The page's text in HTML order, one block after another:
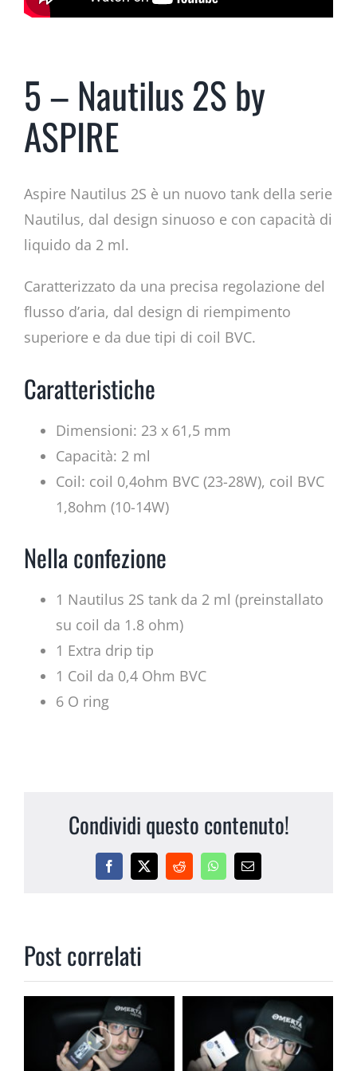
5 – Nautilus 2S by
ASPIRE
Aspire Nautilus 2S è un nuovo tank della serie
Nautilus, dal design sinuoso e con capacità di
liquido da 2 ml.
Caratterizzato da una precisa regolazione del
flusso d’aria, dal design di riempimento
superiore e da due tipi di coil BVC.
Caratteristiche
Dimensioni: 23 x 61,5 mm
Capacità: 2 ml
Coil: coil 0,4ohm BVC (23-28W), coil BVC
1,8ohm (10-14W)
Nella confezione
1 Nautilus 2S tank da 2 ml (preinstallato
su coil da 1.8 ohm)
1 Extra drip tip
1 Coil da 0,4 Ohm BVC
6 O ring
Condividi questo contenuto!
Facebook
X RedditWhatsApp
Email
Post correlati